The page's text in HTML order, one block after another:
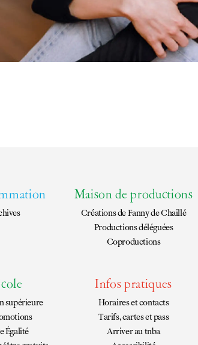
Maison de productions
Créations deFanny de Chaillé
Productions déléguées
Coproductions
supérieure
Égalité
Infos pratiques
Horaires et contacts
Tarifs, cartes et pass
Arriver au tnba